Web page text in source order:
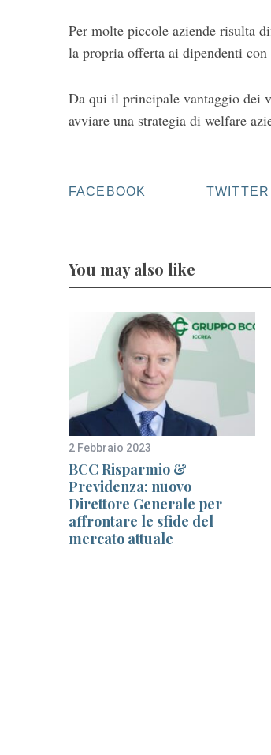
Per molte piccole aziende risulta
la propria offerta ai dipendenti
Da qui il principale vantaggio dei
avviare una strategia di welfare
FACEBOOK TWITTER
You may also like
2 Febbraio 2023
BCC Risparmio &
Previdenza: nuovo
Direttore Generale per
affrontare le sfide del
mercato attuale
o
: